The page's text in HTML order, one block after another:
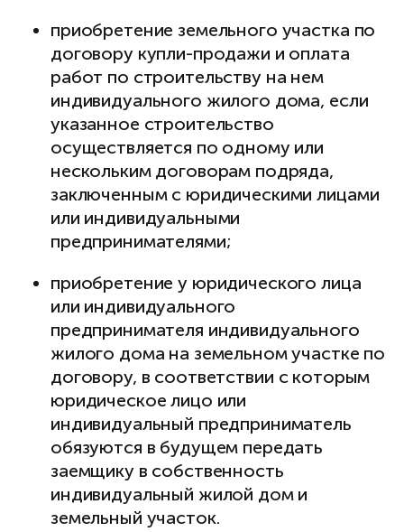
приобретение земельного участка по
договору купли-продажи и оплата
работ по строительству на нем
индивидуального жилого дома, если
указанное строительство
осуществляется по одному или
нескольким договорам подряда,
заключенным с юридическими лицами
или индивидуальными
предпринимателями;
приобретение у юридического лица
или индивидуального
предпринимателя индивидуального
жилого дома на земельном участке по
договору, в соответствии с которым
юридическое лицо или
индивидуальный предприниматель
обязуются в будущем передать
заемщику в собственность
индивидуальный жилой дом и
земельный участок.